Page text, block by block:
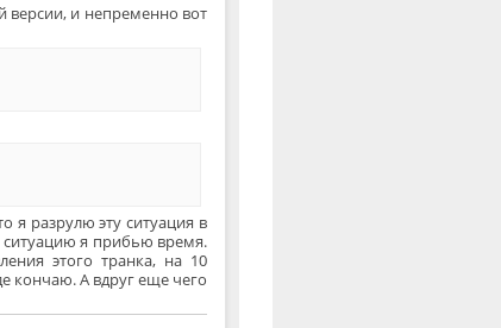
версии, и непременно вот
я разрулю эту ситуация в
ситуацию я прибью время.
этого транка, на 10
кончаю. А вдруг еще чего